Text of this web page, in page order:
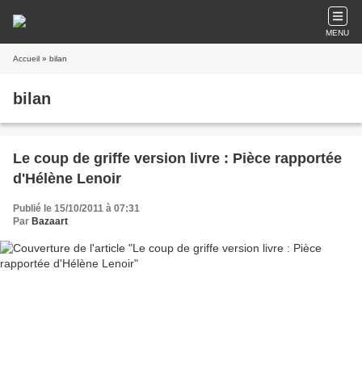
MENU
Accueil » bilan
bilan
Le coup de griffe version livre : Pièce rapportée
d'Hélène Lenoir
Publié le 15/10/2011 à 07:31
Par Bazaart